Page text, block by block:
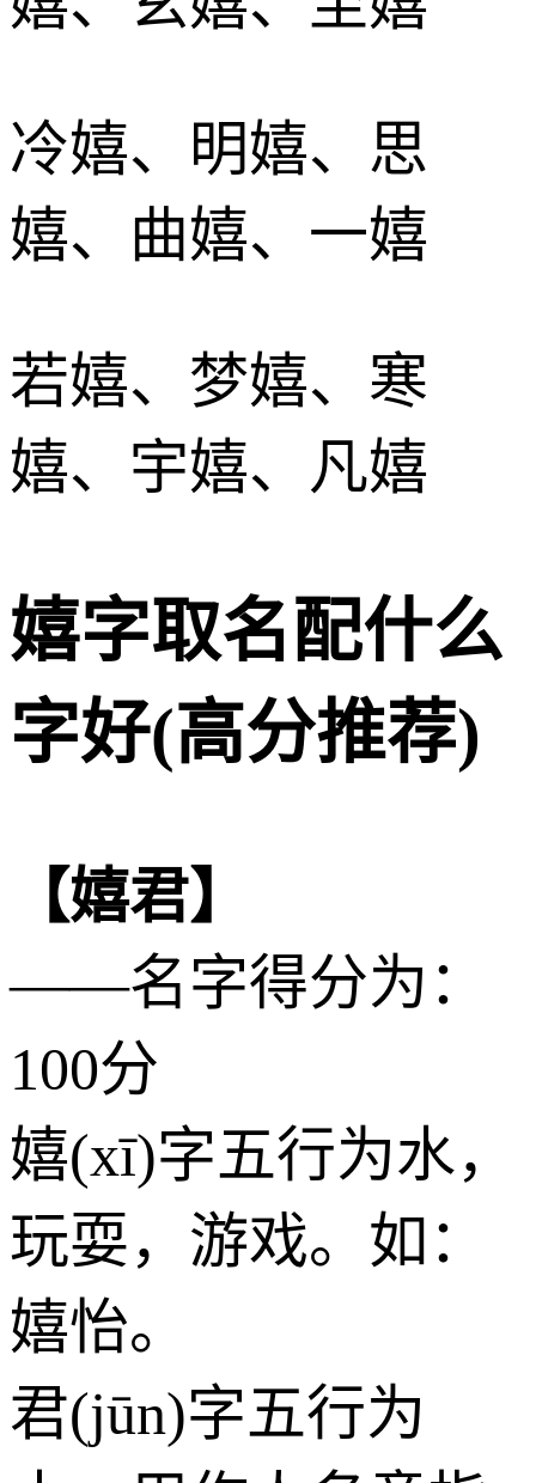
冷嬉、明嬉、思
嬉、曲嬉、一嬉
若嬉、梦嬉、寒
嬉、宇嬉、凡嬉
嬉字取名配什么
字好(高分推荐)
【嬉君】
——名字得分为：
100分
嬉(xī)字五行为水，
玩耍，游戏。如：
嬉怡。
君(jūn)字五行为